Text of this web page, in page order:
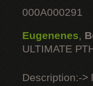
000A000291
Eugenenes,
ULTIMATE
Description:->